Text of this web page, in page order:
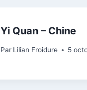
Yi Quan – Chine
Par Lilian Froidure 5